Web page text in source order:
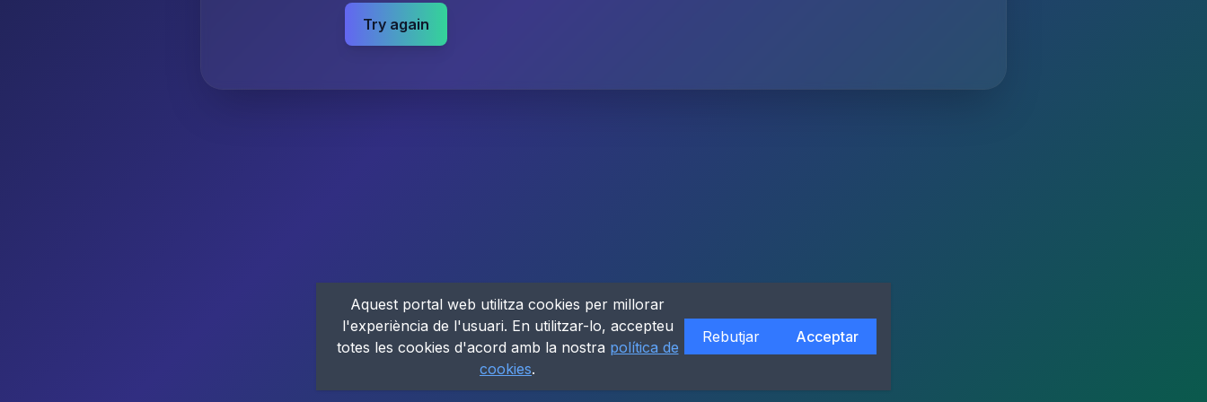
Try again
Aquest portal web utilitza cookies per millorar
l'experiència de l'usuari. En utilitzar-lo, accepteu
totes les cookies d'acord amb la nostra política de
cookies.
Rebutjar Acceptar